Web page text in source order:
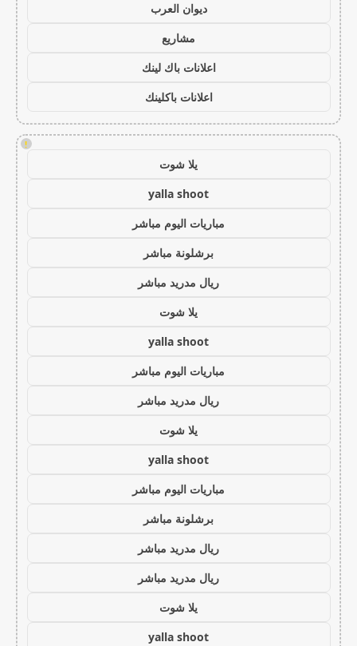
ديوان العرب
مشاريع
اعلانات باك لينك
اعلانات باكلينك
!
يلا شوت
yalla shoot
مباريات اليوم مباشر
برشلونة مباشر
ريال مدريد مباشر
يلا شوت
yalla shoot
مباريات اليوم مباشر
ريال مدريد مباشر
يلا شوت
yalla shoot
مباريات اليوم مباشر
برشلونة مباشر
ريال مدريد مباشر
ريال مدريد مباشر
يلا شوت
yalla shoot